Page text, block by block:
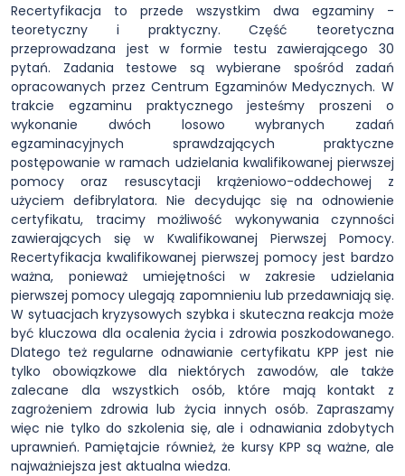
Recertyfikacja to przede wszystkim dwa egzaminy -
teoretyczny i praktyczny. Część teoretyczna
przeprowadzana jest w formie testu zawierającego 30
pytań. Zadania testowe są wybierane spośród zadań
opracowanych przez Centrum Egzaminów Medycznych. W
trakcie egzaminu praktycznego jesteśmy proszeni o
wykonanie dwóch losowo wybranych zadań
egzaminacyjnych sprawdzających praktyczne
postępowanie w ramach udzielania kwalifikowanej pierwszej
pomocy oraz resuscytacji krążeniowo-oddechowej z
użyciem defibrylatora. Nie decydując się na odnowienie
certyfikatu, tracimy możliwość wykonywania czynności
zawierających się w Kwalifikowanej Pierwszej Pomocy.
Recertyfikacja kwalifikowanej pierwszej pomocy jest bardzo
ważna, ponieważ umiejętności w zakresie udzielania
pierwszej pomocy ulegają zapomnieniu lub przedawniają się.
W sytuacjach kryzysowych szybka i skuteczna reakcja może
być kluczowa dla ocalenia życia i zdrowia poszkodowanego.
Dlatego też regularne odnawianie certyfikatu KPP jest nie
tylko obowiązkowe dla niektórych zawodów, ale także
zalecane dla wszystkich osób, które mają kontakt z
zagrożeniem zdrowia lub życia innych osób. Zapraszamy
więc nie tylko do szkolenia się, ale i odnawiania zdobytych
uprawnień. Pamiętajcie również, że kursy KPP są ważne, ale
najważniejsza jest aktualna wiedza.